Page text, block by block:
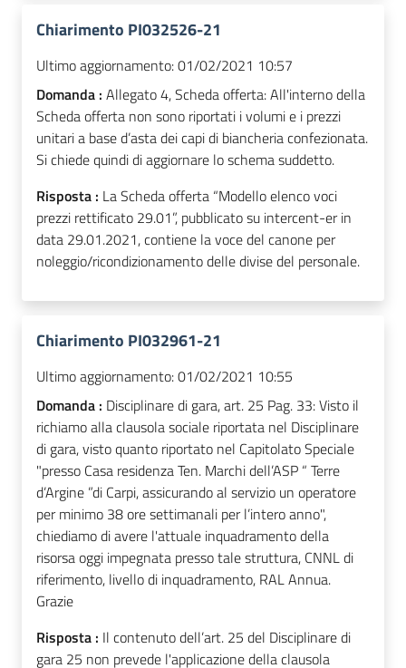
Chiarimento PI032526-21
Ultimo aggiornamento:01/02/2021 10:57
Domanda : Allegato 4, Scheda offerta: All'interno della
Scheda offerta non sono riportati i volumi e i prezzi
unitari a base d’asta dei capi di biancheria confezionata.
Si chiede quindi di aggiornare lo schema suddetto.
Risposta : La Scheda offerta “Modello elenco voci
prezzi rettificato 29.01”, pubblicato su intercent-er in
data 29.01.2021, contiene la voce del canone per
noleggio/ricondizionamento delle divise del personale.
Chiarimento PI032961-21
Ultimo aggiornamento:01/02/2021 10:55
Domanda : Disciplinare di gara, art. 25 Pag. 33: Visto il
richiamo alla clausola sociale riportata nel Disciplinare
di gara, visto quanto riportato nel Capitolato Speciale
"presso Casa residenza Ten. Marchi dell’ASP “ Terre
d’Argine ”di Carpi, assicurando al servizio un operatore
per minimo 38 ore settimanali per l’intero anno",
chiediamo di avere l'attuale inquadramento della
risorsa oggi impegnata presso tale struttura, CNNL di
riferimento, livello di inquadramento, RAL Annua.
Grazie
Risposta : Il contenuto dell’art. 25 del Disciplinare di
gara 25 non prevede l'applicazione della clausola